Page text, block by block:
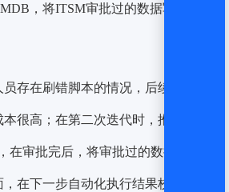
，将ITSM审批过的数据写进
员存在刷错脚本的情况，后续很难发
很高；在第二次迭代时，推进
在审批完后，将审批过的数据写到
在下一步自动化执行结果校验的时